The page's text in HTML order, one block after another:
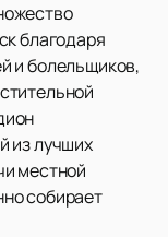
благодаря
и болельщиков,
из лучших
местной
собирает